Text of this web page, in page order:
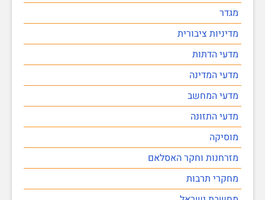
מגדר
מדיניות ציבורית
מדעי הדתות
מדעי המדינה
מדעי המחשב
מדעי התזונה
מוסיקה
מזרחנות וחקר האסלאם
מחקרי תרבות